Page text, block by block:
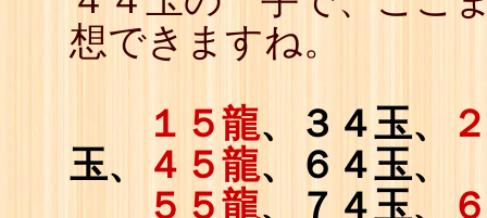
想できますね。
１５龍、３４玉、
玉、
４５龍、６４玉、
５５龍、７４玉、